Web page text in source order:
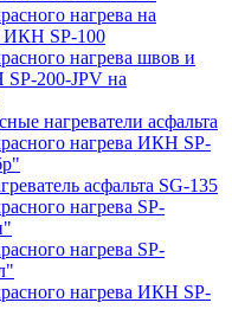
нагрева на
ИКН SP-100
нагрева швов и
200-JPV на
нагреватели асфальта
нагрева ИКН SP-
асфальта SG-135
нагрева SP-
нагрева SP-
нагрева ИКН SP-